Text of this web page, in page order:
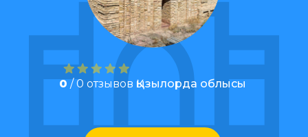
0/ 0 отзывов Қызылорда облысы